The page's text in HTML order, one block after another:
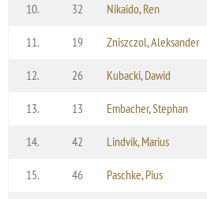
10. 32 Nikaido, Ren
11. 19 Zniszczol, Aleksander
12. 26 Kubacki, Dawid
13. 13 Embacher, Stephan
14. 42 Lindvik, Marius
15. 46 Paschke, Pius